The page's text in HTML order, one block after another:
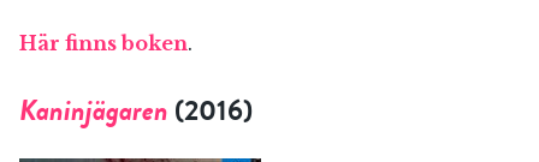
Här finns boken.
Kaninjägaren(2016)